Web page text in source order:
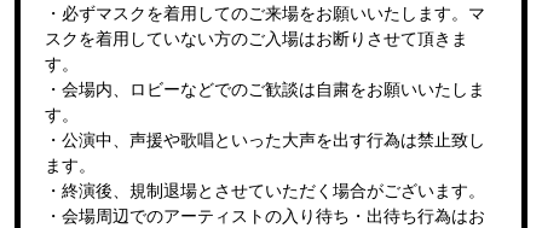
・必ずマスクを着用してのご来場をお願いいたします。マ
スクを着用していない方のご入場はお断りさせて頂きま
す。
・会場内、ロビーなどでのご歓談は自粛をお願いいたしま
す。
・公演中、声援や歌唱といった大声を出す行為は禁止致し
ます。
・終演後、規制退場とさせていただく場合がございます。
・会場周辺でのアーティストの入り待ち・出待ち行為はお